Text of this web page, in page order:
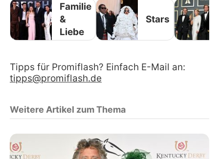
Familie
&
Liebe
Stars
Tipps für Promiflash? Einfach E-Mail an:
tipps@promiflash.de
Weitere Artikel zum Thema